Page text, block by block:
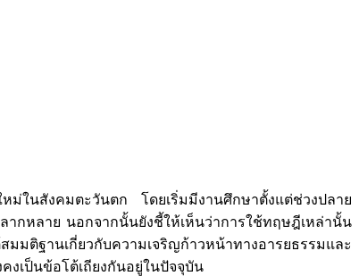
ม่ในสังคมตะวันตก โดยเริ่มมีงานศึกษาตั้งแต่ช่วงปลาย
กหลาย นอกจากนั้นยังชี้ให้เห็นว่าการใช้ทฤษฎีเหล่านั้น
มติฐานเกี่ยวกับความเจริญก้าวหน้าทางอารยธรรมและ
เป็นข้อโต้เถียงกันอยู่ในปัจจุบัน